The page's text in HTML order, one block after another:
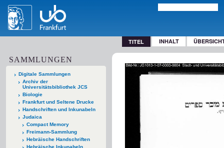
TITEL INHALT
SAMMLUNGEN
Digitale Sammlungen
Archiv der
Universitätsbibliothek JCS
Biologie
Frankfurt und Seltene Drucke
Handschriften und Inkunabeln
Judaica
Compact Memory
Freimann-Sammlung
Hebräische Handschriften
Hebräische Inkunabeln